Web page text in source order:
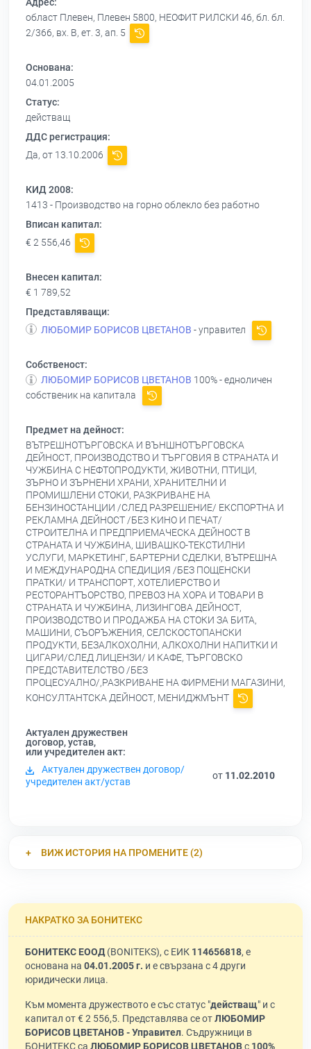
Адрес:
област Плевен, Плевен 5800, НЕОФИТ РИЛСКИ 46, бл. бл.
2/366, вх. В, ет. 3, ап. 5
Основана:
04.01.2005
Статус:
действащ
ДДС регистрация:
Да, от 13.10.2006
КИД 2008:
1413 - Производство на горно облекло без работно
Вписан капитал:
€ 2 556,46
Внесен капитал:
€ 1 789,52
Представляващи:
ЛЮБОМИР БОРИСОВ ЦВЕТАНОВ - управител
Собственост:
ЛЮБОМИР БОРИСОВ ЦВЕТАНОВ 100% - едноличен
собственик на капитала
Предмет на дейност:
ВЪТРЕШНОТЪРГОВСКА И ВЪНШНОТЪРГОВСКА
ДЕЙНОСТ, ПРОИЗВОДСТВО И ТЪРГОВИЯ В СТРАНАТА И
ЧУЖБИНА С НЕФТОПРОДУКТИ, ЖИВОТНИ, ПТИЦИ,
ЗЪРНО И ЗЪРНЕНИ ХРАНИ, ХРАНИТЕЛНИ И
ПРОМИШЛЕНИ СТОКИ, РАЗКРИВАНЕ НА
БЕНЗИНОСТАНЦИИ /СЛЕД РАЗРЕШЕНИЕ/ ЕКСПОРТНА И
РЕКЛАМНА ДЕЙНОСТ /БЕЗ КИНО И ПЕЧАТ/
СТРОИТЕЛНА И ПРЕДПРИЕМАЧЕСКА ДЕЙНОСТ В
СТРАНАТА И ЧУЖБИНА, ШИВАШКО-ТЕКСТИЛНИ
УСЛУГИ, МАРКЕТИНГ, БАРТЕРНИ СДЕЛКИ, ВЪТРЕШНА
И МЕЖДУНАРОДНА СПЕДИЦИЯ /БЕЗ ПОЩЕНСКИ
ПРАТКИ/ И ТРАНСПОРТ, ХОТЕЛИЕРСТВО И
РЕСТОРАНТЪОРСТВО, ПРЕВОЗ НА ХОРА И ТОВАРИ В
СТРАНАТА И ЧУЖБИНА, ЛИЗИНГОВА ДЕЙНОСТ,
ПРОИЗВОДСТВО И ПРОДАЖБА НА СТОКИ ЗА БИТА,
МАШИНИ, СЪОРЪЖЕНИЯ, СЕЛСКОСТОПАНСКИ
ПРОДУКТИ, БЕЗАЛКОХОЛНИ, АЛКОХОЛНИ НАПИТКИ И
ЦИГАРИ/СЛЕД ЛИЦЕНЗИ/ И КАФЕ, ТЪРГОВСКО
ПРЕДСТАВИТЕЛСТВО /БЕЗ
ПРОЦЕСУАЛНО/,РАЗКРИВАНЕ НА ФИРМЕНИ МАГАЗИНИ,
КОНСУЛТАНТСКА ДЕЙНОСТ, МЕНИДЖМЪНТ
Актуален дружествен
договор, устав,
или учредителен акт:
Актуален дружествен договор/
учредителен акт/устав
от 11.02.2010
ВИЖ ИСТОРИЯ НА ПРОМЕНИТЕ (2)
НАКРАТКО ЗА БОНИТЕКС
БОНИТЕКС ЕООД(BONITEKS), с ЕИК 114656818, е
основана на 04.01.2005 г. и е свързана с 4 други
юридически лица.
Към момента дружеството е със статус "действащ" и с
капитал от € 2 556,5. Представлява се отЛЮБОМИР
БОРИСОВ ЦВЕТАНОВ - Управител. Съдружници в
БОНИТЕКС са ЛЮБОМИР БОРИСОВ ЦВЕТАНОВс 100%